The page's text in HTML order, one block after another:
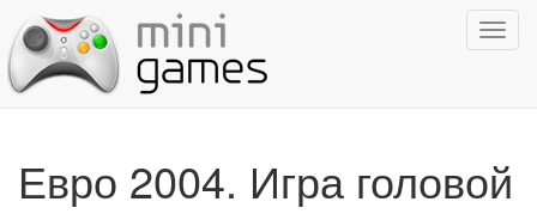
Евро 2004. Игра головой